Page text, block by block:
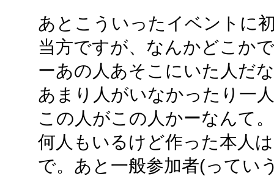
あとこういったイベントに
当方ですが、なんかどこか
ーあの人あそこにいた人だ
あまり人がいなかったり一
この人がこの人かーなんて
何人もいるけど作った本人
で。あと一般参加者(ってい